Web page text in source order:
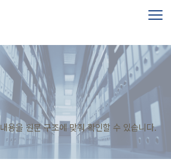
용을 원문 구조에 맞춰 확인할 수 있습니다.